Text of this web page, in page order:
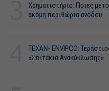
Χρηματιστήριο: Ποιες
ακόμη περιθώρια ανόδου
ΤΕΧΑΝ- ENVIPCO:
«Σπιτάκια Ανακύκλωσης»